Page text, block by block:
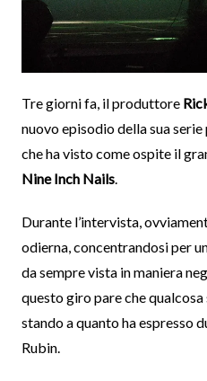
Tre giorni fa, il produttore
nuovo episodio della sua
che ha visto come ospite il
Nine Inch Nails.
Durante l’intervista,
odierna, concentrandosi per
da sempre vista in maniera
questo giro pare che
stando a quanto ha espresso
Rubin.